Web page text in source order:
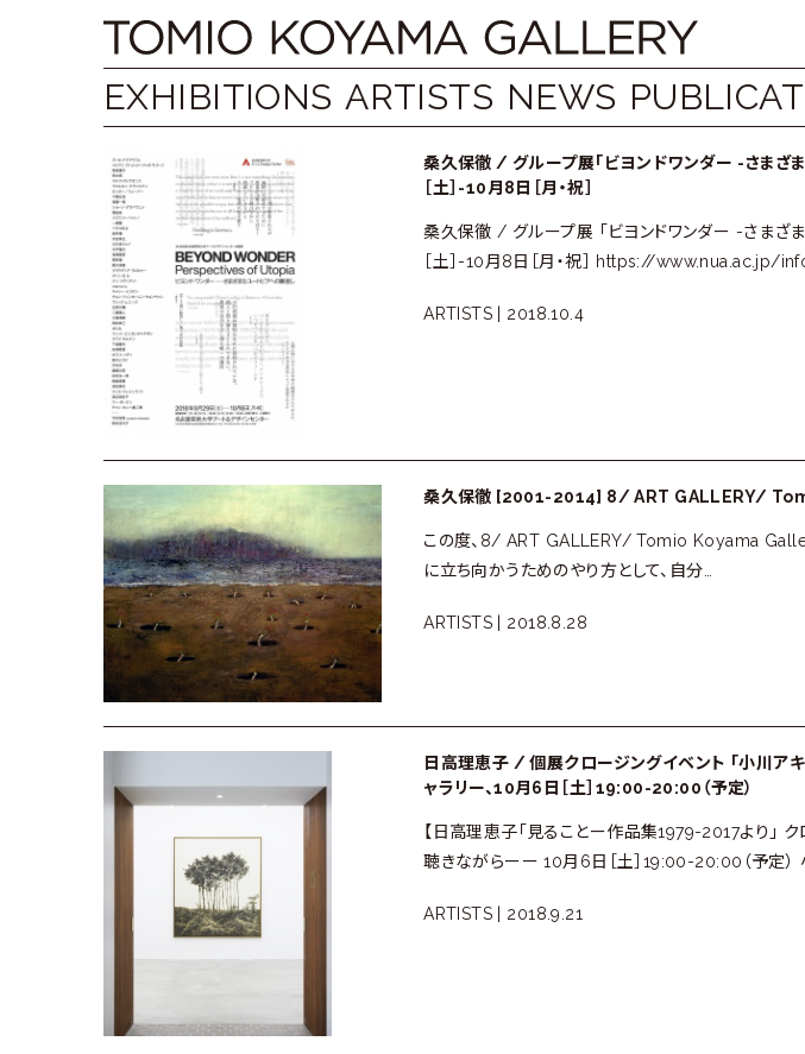
content
Tomio
Koyama
小
山
登
美
夫
ャ
ラ
リ
ー
EXHIBITIONS ARTISTS NEWS
桑久保徹 / グループ展「ビヨンドワンダー -さまざ
［土］-10月8日［月・祝］
桑久保徹 / グループ展 「ビヨンドワンダー -さまざ
［土］-10月8日［月・祝］ https://www.nua.ac.jp/
ARTISTS | 2018.10.4
桑久保徹 [2001-2014] 8/ ART GALLERY/
この度、8/ ART GALLERY/ Tomio Koyama
に立ち向かうためのやり方として、自分…
ARTISTS | 2018.8.28
日高理恵子 / 個展クロージングイベント 「小川アキ
ャラリー、10月6日［土］19:00-20:00（予定）
【日高理恵子「見ることー作品集1979-2017より」
聴きながらーー 10月6日［土］19:00-20:00（予定）
ARTISTS | 2018.9.21